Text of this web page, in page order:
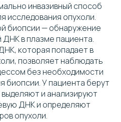
инвазивный способ
исследования опухоли.
биопсии — обнаружение
в плазме пациента.
которая попадает в
позволяет наблюдать
без необходимости
биопсии. У пациента берут
и анализируют
ДНК и определяют
опухоли.